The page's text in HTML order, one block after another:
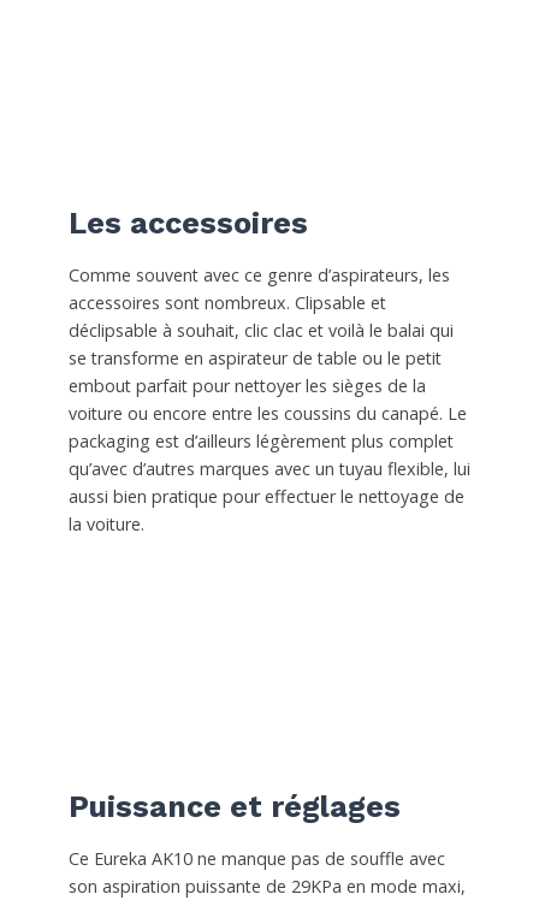
Les accessoires
Comme souvent avec ce genre d’aspirateurs, les
accessoires sont nombreux. Clipsable et
déclipsable à souhait, clic clac et voilà le balai qui
se transforme en aspirateur de table ou le petit
embout parfait pour nettoyer les sièges de la
voiture ou encore entre les coussins du canapé. Le
packaging est d’ailleurs légèrement plus complet
qu’avec d’autres marques avec un tuyau flexible, lui
aussi bien pratique pour effectuer le nettoyage de
la voiture.
Puissance et réglages
Ce Eureka AK10 ne manque pas de souffle avec
son aspiration puissante de 29KPa en mode maxi,